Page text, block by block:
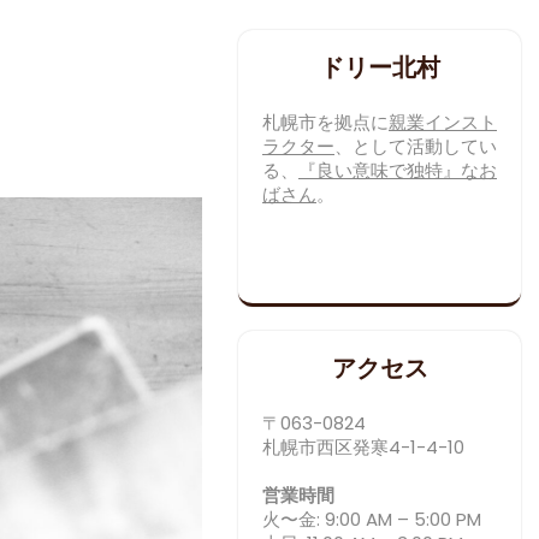
ドリー北村
札幌市を拠点に親業インスト
ラクター、として活動してい
る、
『良い意味で独特』なお
ばさん。
アクセス
〒063-0824
札幌市西区発寒4-1-4-10
営業時間
火〜金: 9:00 AM – 5:00 PM